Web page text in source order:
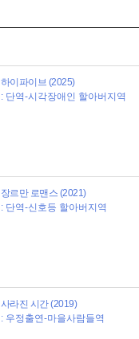
하이파이브 (2025)
: 단역-시각장애인 할아버지역
장르만 로맨스 (2021)
: 단역-신호등 할아버지역
사라진 시간 (2019)
: 우정출연-마을사람들역